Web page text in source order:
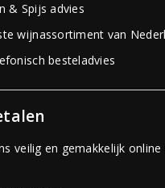
& Spijs advies
wijnassortiment van
besteladvies
veilig en gemakkelijk